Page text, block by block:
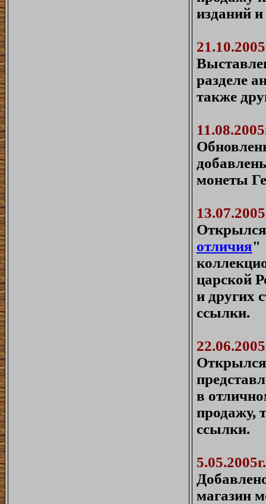
изданий
разделе
также
монеты
отличия"
царской
и других
ссылки.
в
продажу,
ссылки.
5.05.2005г.
магазин